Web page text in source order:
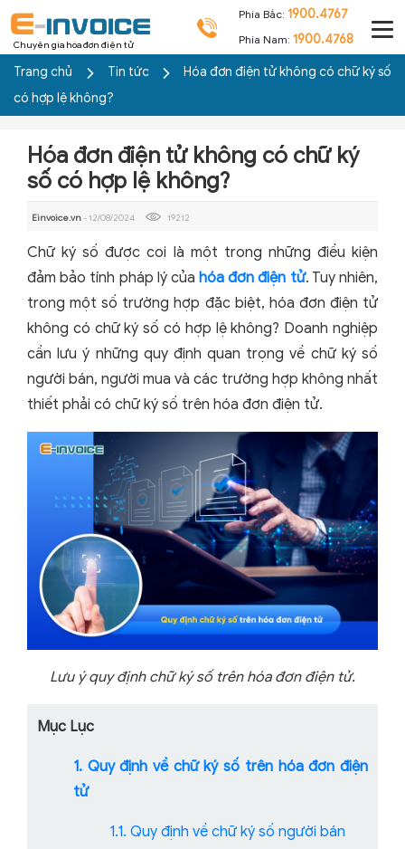
Chuyên gia hóa đơn điện tử
Phía Bắc: 1900.4767
Phía Nam: 1900.4768
Trang chủ Tin tức
Hóa đơn điện tử không có chữ ký số
có hợp lệ không?
Hóa đơn điện tử không có chữ ký
số có hợp lệ không?
Einvoice.vn- 12/08/2024 19212
Chữ ký số được coi là một trong những điều kiện
đảm bảo tính pháp lý củahóa đơn điện tử. Tuy nhiên,
trong một số trường hợp đặc biệt, hóa đơn điện tử
không có chữ ký số có hợp lệ không? Doanh nghiệp
cần lưu ý những quy định quan trọng về chữ ký số
người bán, người mua và các trường hợp không nhất
thiết phải có chữ ký số trên hóa đơn điện tử.
Lưu ý quy định chữ ký số trên hóa đơn điện tử.
Mục Lục
1. Quy định về chữ ký số trên hóa đơn điện
tử
1.1. Quy định về chữ ký số người bán